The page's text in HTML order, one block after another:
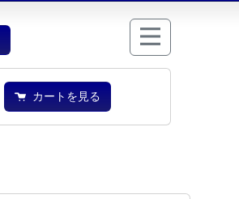
カートを見る